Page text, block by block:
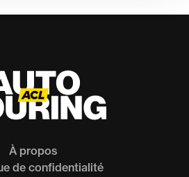
À propos
de confidentialité